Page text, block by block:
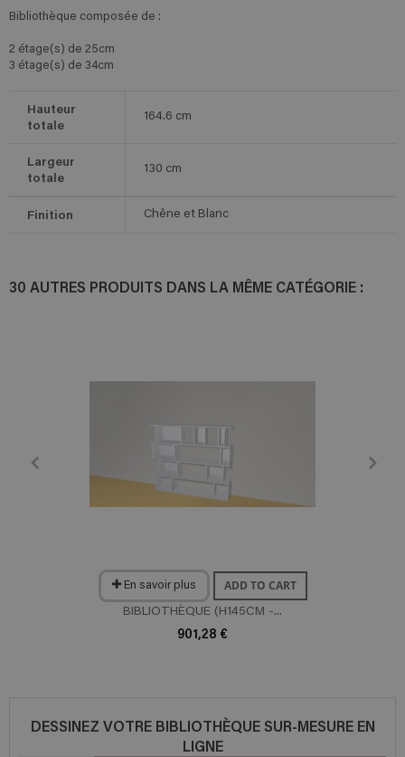
Bibliothèque composée de :
2 étage(s) de 25cm
3 étage(s) de 34cm
Hauteur
totale
164.6 cm
Largeur
totale
130 cm
Finition Chêne et Blanc
30 AUTRES PRODUITS DANS LA MÊME CATÉGORIE :
En savoir plus ADD TO CART
BIBLIOTHÈQUE (H145CM -...
901,28 €
DESSINEZ VOTRE BIBLIOTHÈQUE SUR-MESURE EN
LIGNE